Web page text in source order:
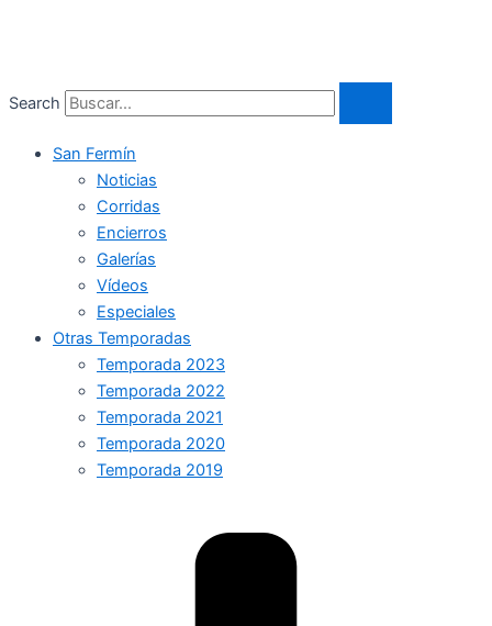
Search
San Fermín
Noticias
Corridas
Encierros
Galerías
Vídeos
Especiales
Otras Temporadas
Temporada 2023
Temporada 2022
Temporada 2021
Temporada 2020
Temporada 2019